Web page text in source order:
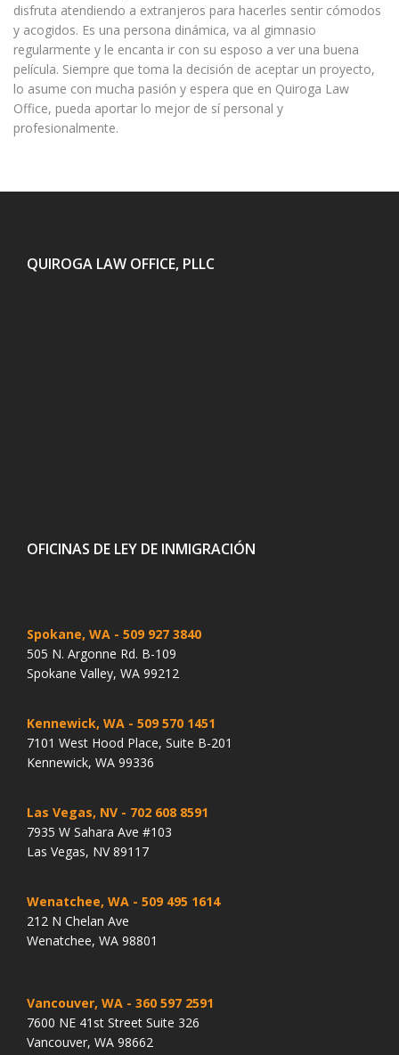
disfruta atendiendo a extranjeros para hacerles sentir cómodos
y acogidos. Es una persona dinámica, va al gimnasio
regularmente y le encanta ir con su esposo a ver una buena
película. Siempre que toma la decisión de aceptar un proyecto,
lo asume con mucha pasión y espera que en Quiroga Law
Office, pueda aportar lo mejor de sí personal y
profesionalmente.
QUIROGA LAW OFFICE, PLLC
OFICINAS DE LEY DE INMIGRACIÓN
Spokane, WA - 509 927 3840
505 N. Argonne Rd. B-109
Spokane Valley, WA 99212
Kennewick, WA - 509 570 1451
7101 West Hood Place, Suite B-201
Kennewick, WA 99336
Las Vegas, NV - 702 608 8591
7935 W Sahara Ave #103
Las Vegas, NV 89117
Wenatchee, WA - 509 495 1614
212 N Chelan Ave
Wenatchee, WA 98801
Vancouver, WA - 360 597 2591
7600 NE 41st Street Suite 326
Vancouver, WA 98662